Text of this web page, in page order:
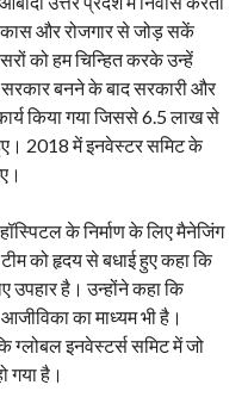
और रोजगार से जोड़ सकें
को हम चिन्हित करके उन्हें
बनने के बाद सरकारी और
किया गया जिससे 6.5 लाख से
2018 में इनवेस्टर समिट के
के निर्माण के लिए मैनेजिंग
को हृदय से बधाई हुए कहा कि
उपहार है। उन्होंने कहा कि
का माध्यम भी है।
ग्लोबल इनवेस्टर्स समिट में जो
गया है।